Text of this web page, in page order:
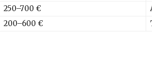
250–700 €
200–600 €